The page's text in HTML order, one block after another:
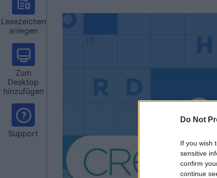
Do Not
If you wish
sensitive
confirm
continue
Lesezeichen
anlegen
Zum
Desktop
hinzufügen
Support